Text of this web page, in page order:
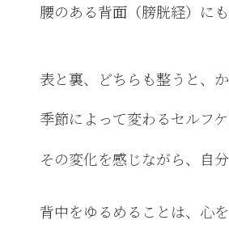
腰のある背面（膀胱経）に
表と裏、どちらも整うと、
季節によって変わるセルフケ
その変化を感じながら、自
背中をゆるめることは、心